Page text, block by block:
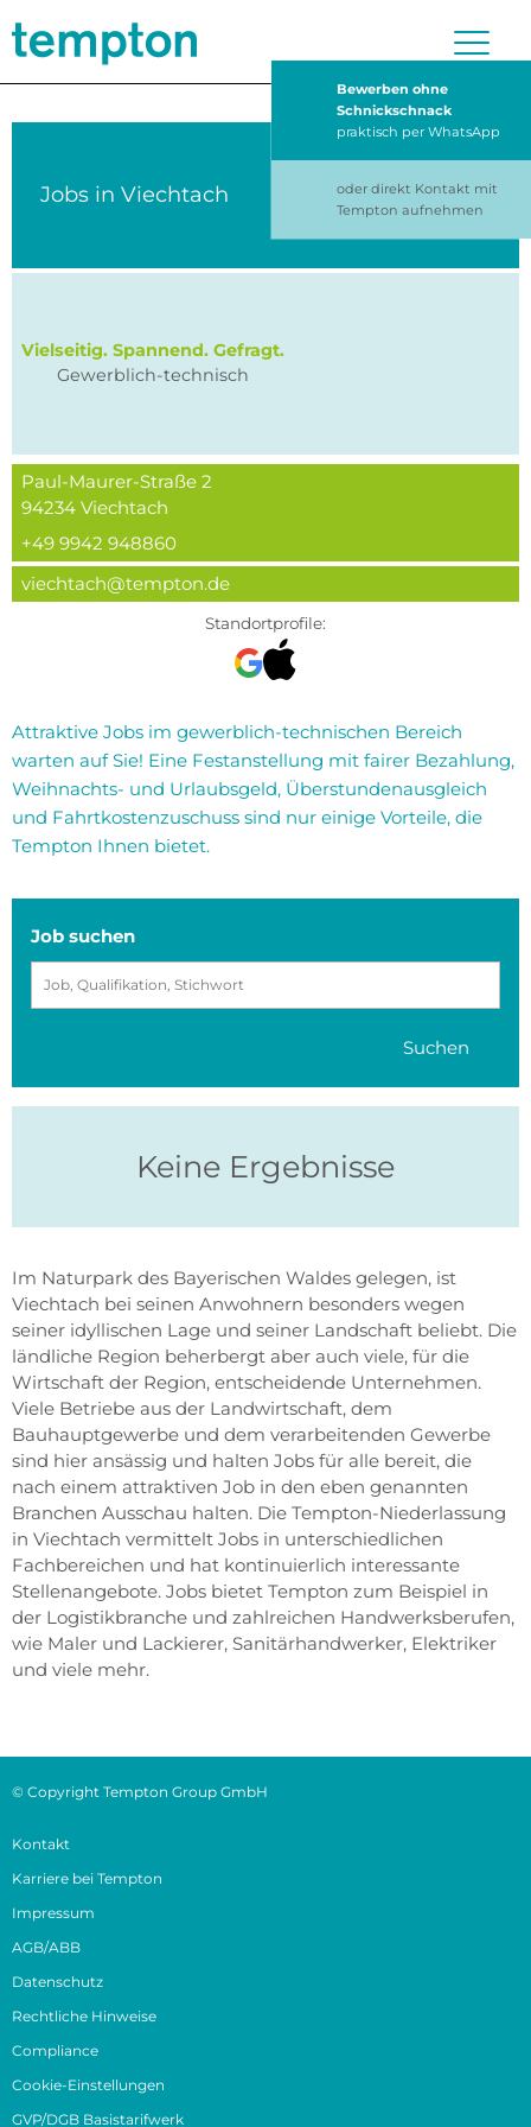
Bewerben ohne
Schnickschnack
praktisch per WhatsApp
oder direkt Kontakt mit
Tempton aufnehmen
Jobs in Viechtach
Vielseitig. Spannend. Gefragt.
Gewerblich-technisch
Paul-Maurer-Straße 2
94234 Viechtach
+49 9942 948860
viechtach@tempton.de
Standortprofile:
Attraktive Jobs im gewerblich-technischen Bereich
warten auf Sie! Eine Festanstellung mit fairer Bezahlung,
Weihnachts- und Urlaubsgeld, Überstundenausgleich
und Fahrtkostenzuschuss sind nur einige Vorteile, die
Tempton Ihnen bietet.
Job suchen
Suchen
Keine Ergebnisse
Im Naturpark des Bayerischen Waldes gelegen, ist
Viechtach bei seinen Anwohnern besonders wegen
seiner idyllischen Lage und seiner Landschaft beliebt. Die
ländliche Region beherbergt aber auch viele, für die
Wirtschaft der Region, entscheidende Unternehmen.
Viele Betriebe aus der Landwirtschaft, dem
Bauhauptgewerbe und dem verarbeitenden Gewerbe
sind hier ansässig und halten Jobs für alle bereit, die
nach einem attraktiven Job in den eben genannten
Branchen Ausschau halten. Die Tempton-Niederlassung
in Viechtach vermittelt Jobs in unterschiedlichen
Fachbereichen und hat kontinuierlich interessante
Stellenangebote. Jobs bietet Tempton zum Beispiel in
der Logistikbranche und zahlreichen Handwerksberufen,
wie Maler und Lackierer, Sanitärhandwerker, Elektriker
und viele mehr.
© Copyright Tempton Group GmbH
Kontakt
Karriere bei Tempton
Impressum
AGB/ABB
Datenschutz
Rechtliche Hinweise
Compliance
Cookie-Einstellungen
GVP/DGB Basistarifwerk